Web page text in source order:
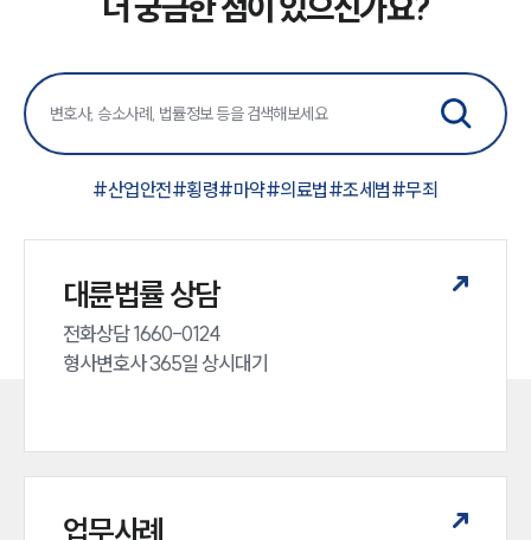
#산업안전#횡령#마약#의료법#조세범#무죄
대륜법률 상담
전화상담 1660-0124
형사변호사 365일 상시대기
업무사례